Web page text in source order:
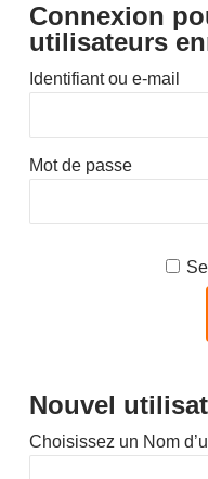
Connexion
utilisateurs
Identifiant ou e-mail
Mot de passe
Nouvel
Choisissez un Nom